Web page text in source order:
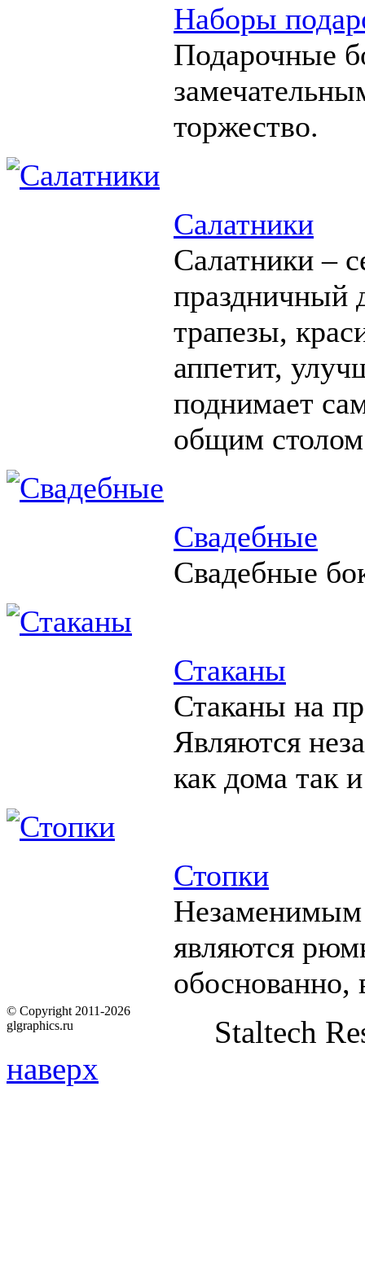
Наборы
Подарочные
торжество.
Салатники
Салатники –
праздничный
трапезы,
аппетит,
поднимает
общим
Свадебные
Свадебные
Стаканы
Стаканы на
Являются
как дома так
Стопки
Незаменимым
являются
обоснованно,
© Copyright 2011-2026
glgraphics.ru
Staltech
наверх